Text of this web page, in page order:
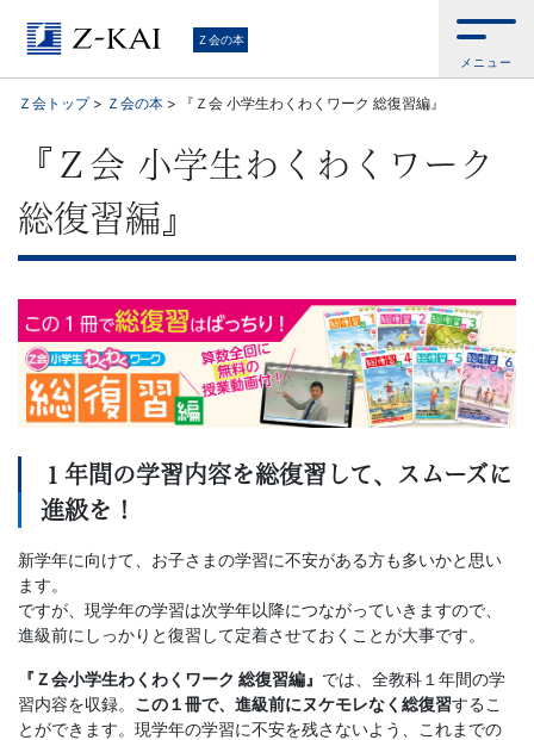
学
習
考
書
か
ら、
語
学
書、
幼
児・
小
Ｚ会の本
メニュー
Ｚ会トップ> Ｚ会の本 > 『Ｚ会 小学生わくわくワーク 総復習編』
『Ｚ会 小学生わくわくワーク
総復習編』
１年間の学習内容を総復習して、スムーズに
進級を！
新学年に向けて、お子さまの学習に不安がある方も多いかと思い
ます。
ですが、現学年の学習は次学年以降につながっていきますので、
進級前にしっかりと復習して定着させておくことが大事です。
『Ｚ会小学生わくわくワーク 総復習編』 では、全教科１年間の学
習内容を収録。 この１冊で、進級前にヌケモレなく総復習するこ
とができます。現学年の学習に不安を残さないよう、これまでの